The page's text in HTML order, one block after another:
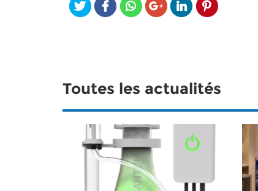
Toutes les actualités